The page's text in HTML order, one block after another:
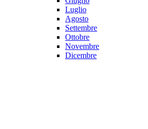
Luglio
Agosto
Settembre
Ottobre
Novembre
Dicembre